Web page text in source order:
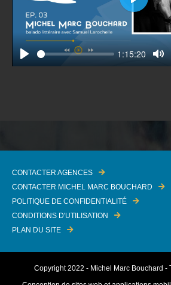
Play
1:15:20
Play
CONTACTER AGENCES
CONTACTER MICHEL MARC BOUCHARD
POLITIQUE DE CONFIDENTIALITÉ
CONDITIONS D'UTILISATION
PLAN DU SITE
Copyright 2022 - Michel Marc Bouchard -